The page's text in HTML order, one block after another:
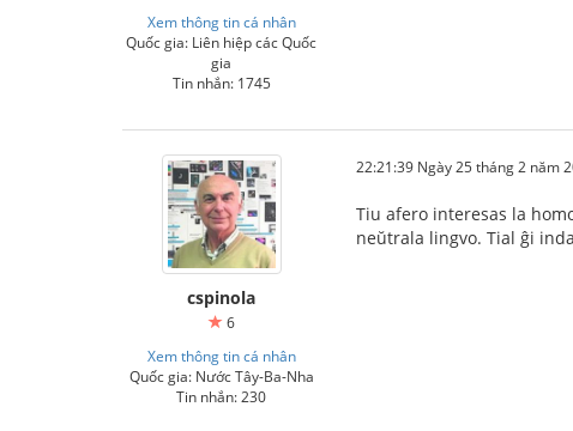
Xem thông tin cá nhân
Quốc gia: Liên hiệp các Quốc
gia
Tin nhắn: 1745
cspinola
6
Xem thông tin cá nhân
Quốc gia: Nước Tây-Ba-Nha
Tin nhắn: 230
22:21:39 Ngày 25 tháng 2 năm
Tiu afero interesas la
neŭtrala lingvo. Tial ĝi